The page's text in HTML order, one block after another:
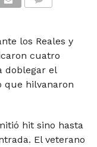
los Reales y
cuatro
doblegar el
que hilvanaron
hit sino hasta
El veterano